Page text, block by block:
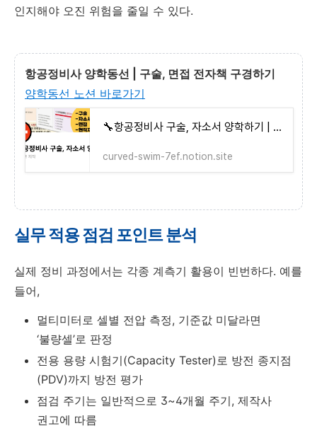
인지해야 오진 위험을 줄일 수 있다.
항공정비사 양학동선 | 구술, 면접 전자책 구경하기
양학동선 노션 바로가기
🔧항공정비사 구술, 자소서 양학하기 | Notion
curved-swim-7ef.notion.site
실무 적용 점검 포인트 분석
실제 정비 과정에서는 각종 계측기 활용이 빈번하다. 예를
들어,
멀티미터로 셀별 전압 측정, 기준값 미달라면
‘불량셀’로 판정
전용 용량 시험기(Capacity Tester)로 방전 종지점
(PDV)까지 방전 평가
점검 주기는 일반적으로 3~4개월 주기, 제작사
권고에 따름